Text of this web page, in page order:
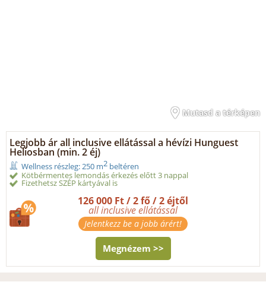
Mutasd a térképen
Legjobb ár all inclusive ellátással a hévízi Hunguest
Heliosban (min. 2 éj)
Wellness részleg: 250 m2 beltéren
Kötbérmentes lemondás érkezés előtt 3 nappal
Fizethetsz SZÉP kártyával is
126 000 Ft / 2 fő / 2 éjtől
all inclusive ellátással
Jelentkezz be a jobb árért!
Megnézem >>